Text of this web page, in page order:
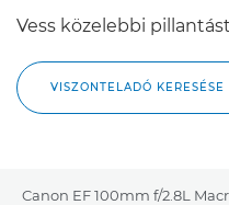
Vess közelebbi
VISZONTELADÓ KERESÉSE
Canon EF 100mm f/2.8L